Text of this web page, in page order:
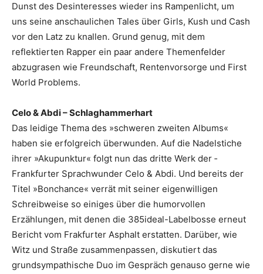
Dunst des Desinteresses wieder ins ­Rampenlicht, um
uns seine anschaulichen Tales über Girls, Kush und Cash
vor den Latz zu knallen. Grund genug, mit dem
reflektierten Rapper ein paar andere Themenfelder
abzugrasen wie Freundschaft, Rentenvorsorge und First
World Problems.
Celo & Abdi – Schlaghammerhart
Das leidige Thema des »schweren zweiten Albums«
haben sie erfolgreich ­überwunden. Auf die Nadelstiche
ihrer »Akupunktur« folgt nun das dritte Werk der ­
Frankfurter Sprachwunder Celo & Abdi. Und bereits der
Titel »Bonchance« verrät mit seiner ­eigenwilligen
Schreibweise so einiges über die humorvollen
Erzählungen, mit denen die 385­ideal-Labelbosse erneut
Bericht vom Frakfurter Asphalt erstatten. Darüber, wie
Witz und Straße zusammenpassen, diskutiert das
grundsympathische Duo im Gespräch genauso gerne wie